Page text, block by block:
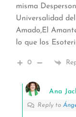
misma
Universalidad
Amado,El
lo que los
0
Ana
Reply to